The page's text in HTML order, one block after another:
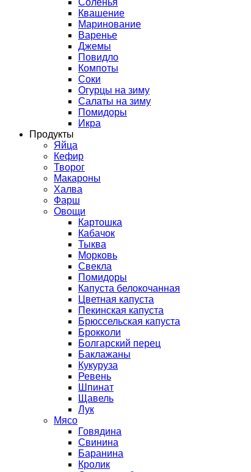
Квашение
Маринование
Варенье
Джемы
Повидло
Компоты
Соки
Огурцы на зиму
Салаты на зиму
Помидоры
Икра
Продукты
Яйца
Кефир
Творог
Макароны
Халва
Фарш
Овощи
Картошка
Кабачок
Тыква
Морковь
Свекла
Помидоры
Капуста белокочанная
Цветная капуста
Пекинская капуста
Брюссельская капуста
Брокколи
Болгарский перец
Баклажаны
Кукуруза
Ревень
Шпинат
Щавель
Лук
Мясо
Говядина
Свинина
Баранина
Кролик